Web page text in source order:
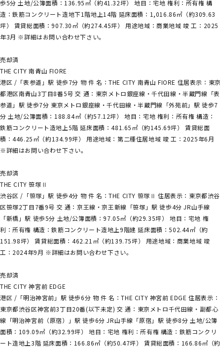
歩5分 土地/公簿面積：136.95㎡（約41.32坪） 地目：宅地 権利：所有権 構
造：鉄筋コンクリート造地下1階地上14階 延床面積：1,016.86㎡（約309.63
坪） 賃貸総面積：907.30㎡（約274.45坪） 用途地域：商業地域 竣 工：2025
年3月 ※詳細はお問い合わせ下さい。
売却済
THE CITY 南青山 FIORE
港区 /「表参道」駅 徒歩7分 物 件 名：THE CITY 南青山 FIORE 住居表示：東京
都港区南青山3丁目8番5号 交 通：東京メトロ銀座線・千代田線・半蔵門線「表
参道」駅 徒歩7分 東京メトロ銀座線・千代田線・半蔵門線「外苑前」駅 徒歩7
分 土地/公簿面積：188.84㎡（約57.12坪） 地目：宅地 権利：所有権 構造：
鉄筋コンクリート造地上5階 延床面積：481.65㎡（約145.69坪） 賃貸総面
積：446.25㎡（約134.99坪） 用途地域：第二種住居地域 竣 工：2025年6月
※詳細はお問い合わせ下さい。
売却済
THE CITY 笹塚Ⅱ
渋谷区 /「笹塚」駅 徒歩4分 物 件 名：THE CITY 笹塚Ⅱ 住居表示：東京都渋谷
区笹塚2丁目7番9号 交 通：京王線・京王新線「笹塚」駅 徒歩4分 JR山手線
「新橋」駅 徒歩5分 土地/公簿面積：97.05㎡（約29.35坪） 地目：宅地 権
利：所有権 構造：鉄筋コンクリート造地上9階建 延床面積：502.44㎡（約
151.98坪） 賃貸総面積：462.21㎡（約139.75坪） 用途地域：商業地域 竣
工：2024年9月 ※詳細はお問い合わせ下さい。
売却済
THE CITY 神宮前 EDGE
港区 /「明治神宮前」駅 徒歩6分 物 件 名：THE CITY 神宮前 EDGE 住居表示：
東京都渋谷区神宮前3丁目20番(以下未定) 交 通：東京メトロ千代田線・副都心
線「明治神宮前（原宿）」駅 徒歩6分 JR山手線「原宿」駅 徒歩8分 土地/公簿
面積：109.09㎡（約32.99坪） 地目：宅地 権利：所有権 構造：鉄筋コンクリ
ート造地上3階 延床面積：166.86㎡（約50.47坪） 賃貸総面積：166.86㎡（約